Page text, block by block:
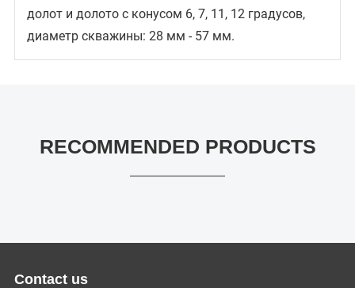
долот и долото с конусом 6, 7, 11, 12 градусов,
диаметр скважины: 28 мм - 57 мм.
RECOMMENDED PRODUCTS
Contact us